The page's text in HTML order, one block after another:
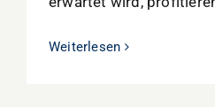
Weiterlesen